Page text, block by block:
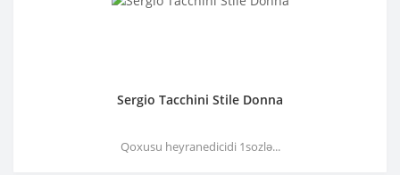
Sergio Tacchini Stile Donna
Qoxusu heyranedicidi 1sozlə...